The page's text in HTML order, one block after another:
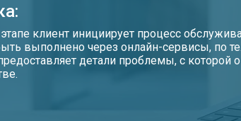
от 40
клиент инициирует процесс
выполнено через онлайн-сервисы, по
детали проблемы, с